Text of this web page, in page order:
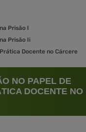
Prisão I
Prisão Ii
Docente no Cárcere
NO PAPEL DE
DOCENTE NO